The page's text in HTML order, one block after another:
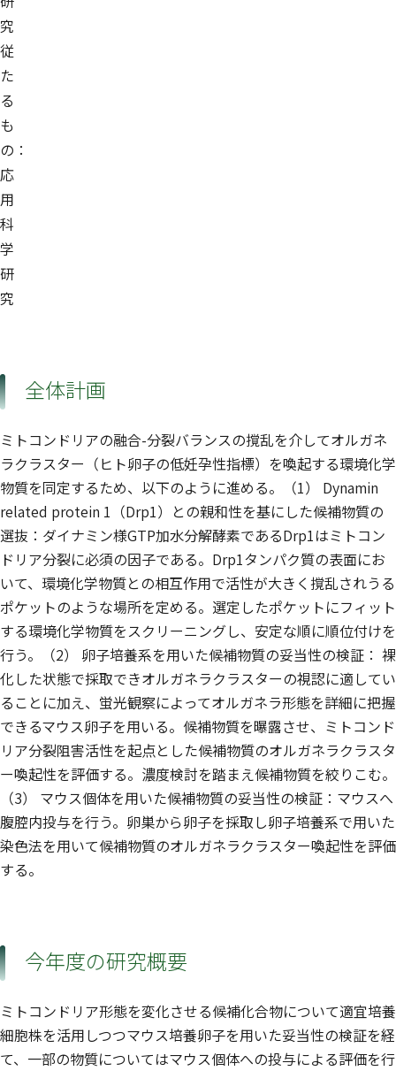
究
従
た
る
も
の：
応
用
科
学
研
究
全体計画
ミトコンドリアの融合-分裂バランスの撹乱を介してオルガネ
ラクラスター（ヒト卵子の低妊孕性指標）を喚起する環境化学
物質を同定するため、以下のように進める。（1） Dynamin
related protein 1（Drp1）との親和性を基にした候補物質の
選抜：ダイナミン様GTP加水分解酵素であるDrp1はミトコン
ドリア分裂に必須の因子である。Drp1タンパク質の表面にお
いて、環境化学物質との相互作用で活性が大きく撹乱されうる
ポケットのような場所を定める。選定したポケットにフィット
する環境化学物質をスクリーニングし、安定な順に順位付けを
行う。（2） 卵子培養系を用いた候補物質の妥当性の検証： 裸
化した状態で採取できオルガネラクラスターの視認に適してい
ることに加え、蛍光観察によってオルガネラ形態を詳細に把握
できるマウス卵子を用いる。候補物質を曝露させ、ミトコンド
リア分裂阻害活性を起点とした候補物質のオルガネラクラスタ
ー喚起性を評価する。濃度検討を踏まえ候補物質を絞りこむ。
（3） マウス個体を用いた候補物質の妥当性の検証：マウスへ
腹腔内投与を行う。卵巣から卵子を採取し卵子培養系で用いた
染色法を用いて候補物質のオルガネラクラスター喚起性を評価
する。
今年度の研究概要
ミトコンドリア形態を変化させる候補化合物について適宜培養
細胞株を活用しつつマウス培養卵子を用いた妥当性の検証を経
て、一部の物質についてはマウス個体への投与による評価を行